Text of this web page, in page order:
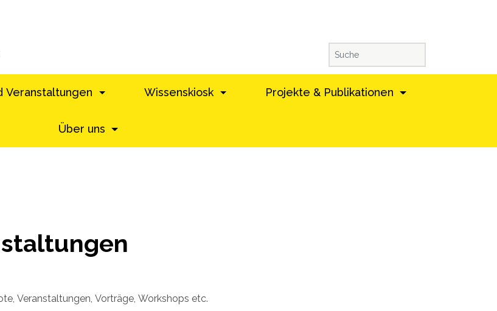
Veranstaltungen Wissenskiosk Projekte & Publikationen
Über uns
Veranstaltungen, Vorträge, Workshops etc.